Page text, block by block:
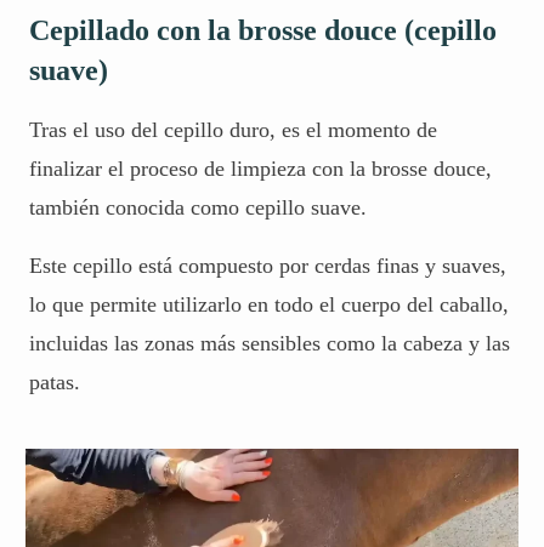
Cepillado con la brosse douce (cepillo
suave)
Tras el uso del cepillo duro, es el momento de
finalizar el proceso de limpieza con la brosse douce,
también conocida como cepillo suave.
Este cepillo está compuesto por cerdas finas y suaves,
lo que permite utilizarlo en todo el cuerpo del caballo,
incluidas las zonas más sensibles como la cabeza y las
patas.